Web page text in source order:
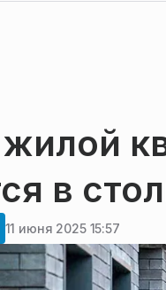
в
11 июня 2025 15:57